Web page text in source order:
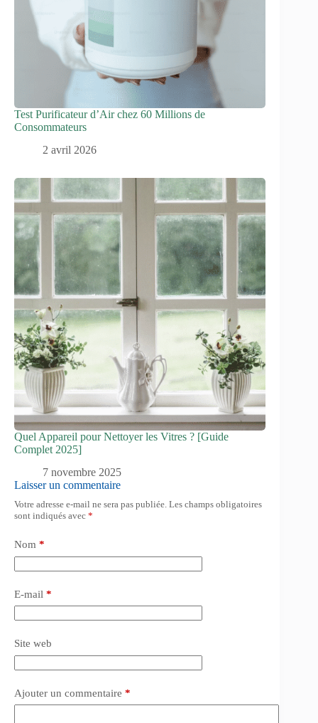
Test Purificateur d’Air chez 60 Millions de
Consommateurs
2 avril 2026
Quel Appareil pour Nettoyer les Vitres ? [Guide
Complet 2025]
7 novembre 2025
Laisser un commentaire
Votre adresse e-mail ne sera pas publiée. Les champs obligatoires
sont indiqués avec *
Nom *
E-mail *
Site web
Ajouter un commentaire *